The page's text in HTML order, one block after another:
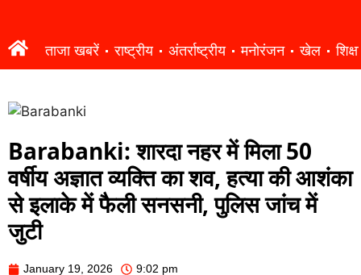
ताजा खबरें राष्ट्रीय अंतर्राष्ट्रीय मनोरंजन खेल शिक्षा
Barabanki: शारदा नहर में मिला 50
वर्षीय अज्ञात व्यक्ति का शव, हत्या की आशंका
से इलाके में फैली सनसनी, पुलिस जांच में
जुटी
January 19, 2026 9:02 pm